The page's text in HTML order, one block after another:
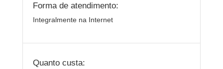
Forma de atendimento:
Integralmente na Internet
Quanto custa: